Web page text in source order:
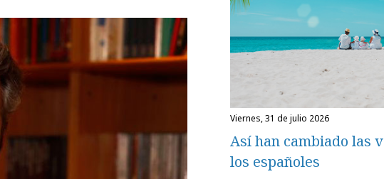
viernes, 31 de julio 2026
Así han cambiado las
los españoles